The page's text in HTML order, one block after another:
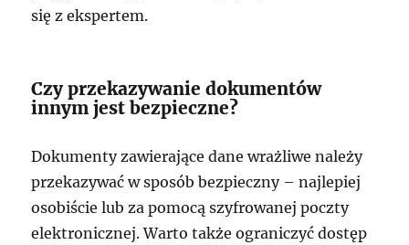
się z ekspertem.
Czy przekazywanie dokumentów
innym jest bezpieczne?
Dokumenty zawierające dane wrażliwe należy
przekazywać w sposób bezpieczny – najlepiej
osobiście lub za pomocą szyfrowanej poczty
elektronicznej. Warto także ograniczyć dostęp